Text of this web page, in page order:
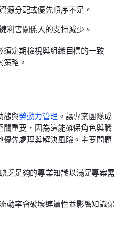
源分配或優先順序不足。
利害關係人的支持減少。
定期檢視與組織目標的一致
略。
態與勞動力管理 。讓專案團隊成
關重要，因為這能確保角色與職
先處理與解決風險。主要問題
乏足夠的專業知識以滿足專案需
動率會破壞連續性並影響知識保